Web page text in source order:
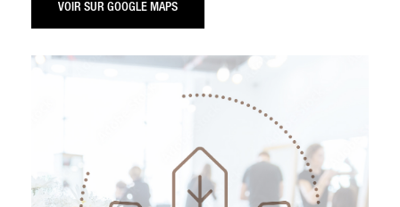
VOIR SUR GOOGLE MAPS